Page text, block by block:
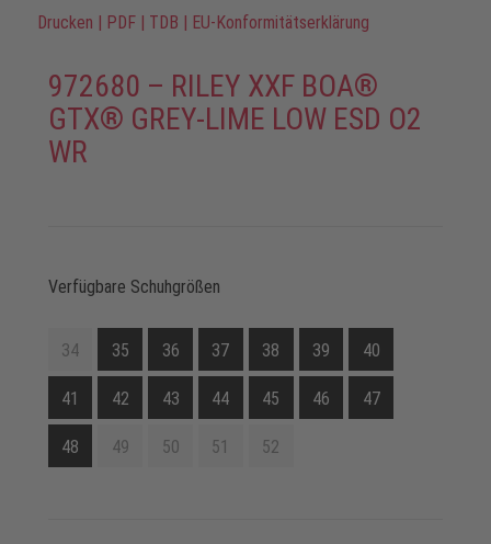
Drucken | PDF | TDB | EU-Konformitätserklärung
972680 – RILEY XXF BOA®
GTX® GREY-LIME LOW ESD O2
WR
Verfügbare Schuhgrößen
34 35 36 37 38 39 40
41 42 43 44 45 46 47
48 49 50 51 52